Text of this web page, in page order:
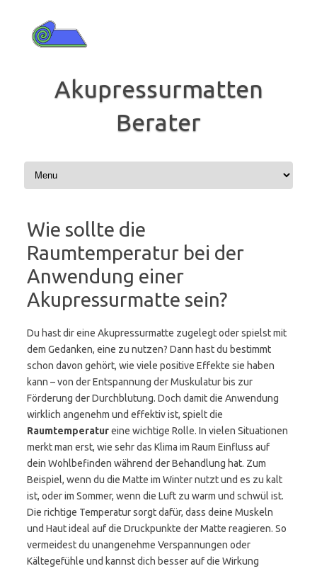
springen
Akupressurmatten
Berater
Wie sollte die
Raumtemperatur bei der
Anwendung einer
Akupressurmatte sein?
Du hast dir eine Akupressurmatte zugelegt oder spielst mit
dem Gedanken, eine zu nutzen? Dann hast du bestimmt
schon davon gehört, wie viele positive Effekte sie haben
kann – von der Entspannung der Muskulatur bis zur
Förderung der Durchblutung. Doch damit die Anwendung
wirklich angenehm und effektiv ist, spielt die
Raumtemperatureine wichtige Rolle. In vielen Situationen
merkt man erst, wie sehr das Klima im Raum Einfluss auf
dein Wohlbefinden während der Behandlung hat. Zum
Beispiel, wenn du die Matte im Winter nutzt und es zu kalt
ist, oder im Sommer, wenn die Luft zu warm und schwül ist.
Die richtige Temperatur sorgt dafür, dass deine Muskeln
und Haut ideal auf die Druckpunkte der Matte reagieren. So
vermeidest du unangenehme Verspannungen oder
Kältegefühle und kannst dich besser auf die Wirkung